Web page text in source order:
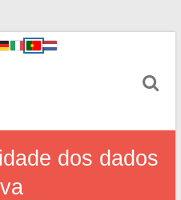
dos dados